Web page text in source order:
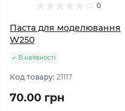
0
Паста для моделювання
W250
В наявності
Код товару: 21117
70.00 грн